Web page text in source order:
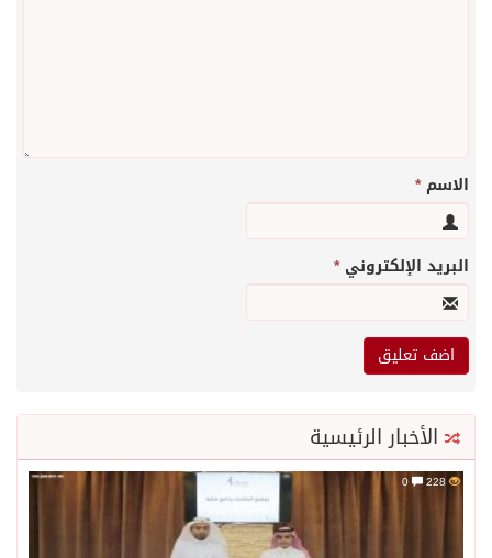
الاسم*
البريد الإلكتروني*
الأخبار الرئيسية
228